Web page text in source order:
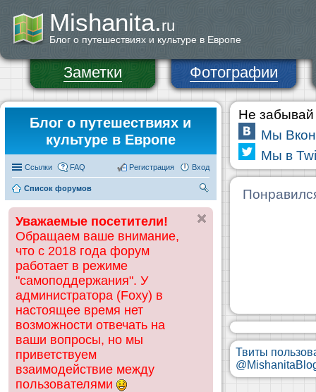
Mishanita.ru
Блог о путешествиях и культуре в Европе
Заметки Фотографии
Блог о путешествиях и
культуре в Европе
Ссылки FAQ Вход
Регистрация
Список форумов
ск
Уважаемые посетители!
Обращаем ваше внимание,
что с 2018 года форум
работает в режиме
"самоподдержания". У
администратора (Foxy) в
настоящее время нет
возможности отвечать на
ваши вопросы, но мы
приветствуем
взаимодействие между
пользователями
Не забывай
Мы
Мы в
Твиты